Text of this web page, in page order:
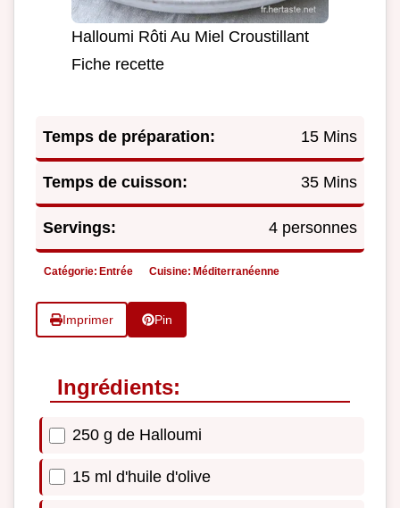
Halloumi Rôti Au Miel Croustillant
Fiche recette
Temps de préparation: 15 Mins
Temps de cuisson: 35 Mins
Servings: 4 personnes
Catégorie: Entrée Cuisine: Méditerranéenne
Imprimer Pin
Ingrédients:
250 g de Halloumi
15 ml d'huile d'olive